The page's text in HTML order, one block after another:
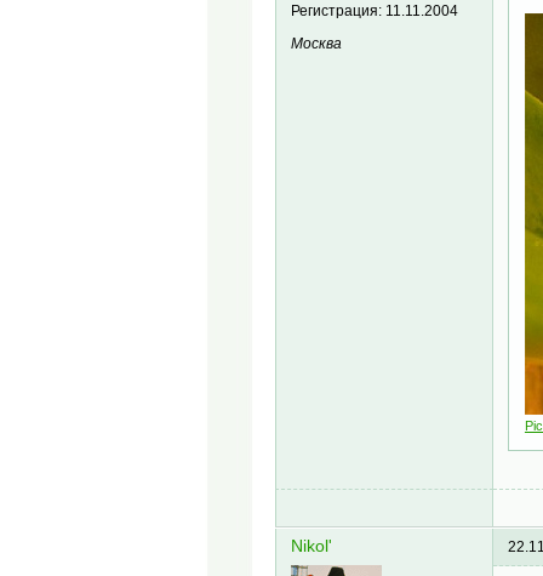
Регистрация: 11.11.2004
Москва
Nikol'